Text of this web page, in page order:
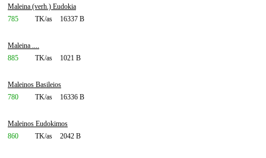
Maleina (verh.) Eudokia
785
TK/as 16337 B
Maleina ....
885
TK/as 1021 B
Maleinos Basileios
780
TK/as 16336 B
Maleinos Eudokimos
860
TK/as 2042 B